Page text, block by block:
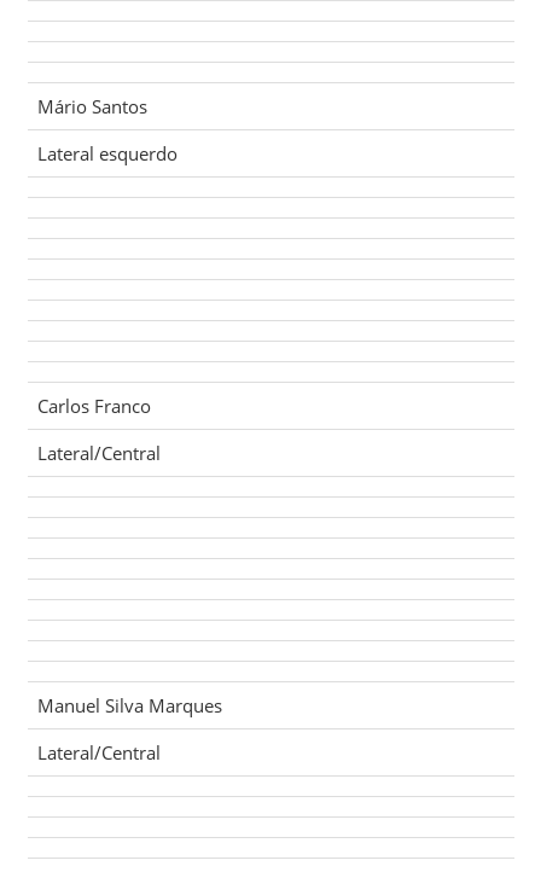
Mário Santos
Lateral esquerdo
Carlos Franco
Lateral/Central
Manuel Silva Marques
Lateral/Central